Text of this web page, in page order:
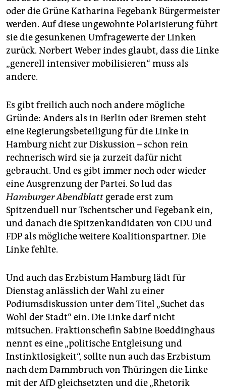
oder die Grüne Katharina Fegebank Bürgermeister
werden. Auf diese ungewohnte Polarisierung führt
sie die gesunkenen Umfragewerte der Linken
zurück. Norbert Weber indes glaubt, dass die Linke
„generell intensiver mobilisieren“ muss als
andere.
Es gibt freilich auch noch andere mögliche
Gründe: Anders als in Berlin oder Bremen steht
eine Regierungsbeteiligung für die Linke in
Hamburg nicht zur Diskussion – schon rein
rechnerisch wird sie ja zurzeit dafür nicht
gebraucht. Und es gibt immer noch oder wieder
eine Ausgrenzung der Partei. So lud das
Hamburger Abendblatt gerade erst zum
Spitzenduell nur Tschentscher und Fegebank ein,
und danach die Spitzenkandidaten von CDU und
FDP als mögliche weitere Koalitionspartner. Die
Linke fehlte.
Und auch das Erzbistum Hamburg lädt für
Dienstag anlässlich der Wahl zu einer
Podiumsdiskussion unter dem Titel „Suchet das
Wohl der Stadt“ ein. Die Linke darf nicht
mitsuchen. Fraktionschefin Sabine Boeddinghaus
nennt es eine „politische Entgleisung und
Instinktlosigkeit“, sollte nun auch das Erzbistum
nach dem Dammbruch von Thüringen die Linke
mit der AfD gleichsetzten und die „Rhetorik